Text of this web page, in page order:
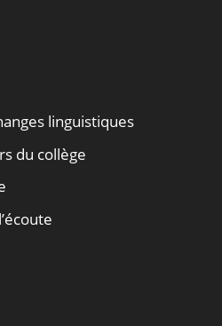
linguistiques
du collège